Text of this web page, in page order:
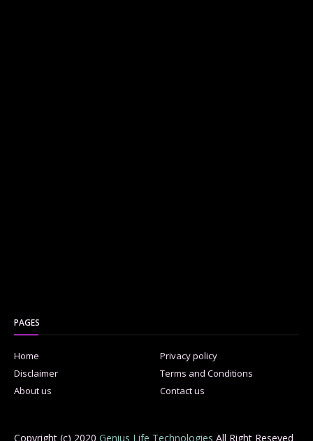
PAGES
Home
Privacy policy
Disclaimer
Terms and Conditions
About us
Contact us
Copyright (c) 2020 Genius Life Technologies All Right Reseved